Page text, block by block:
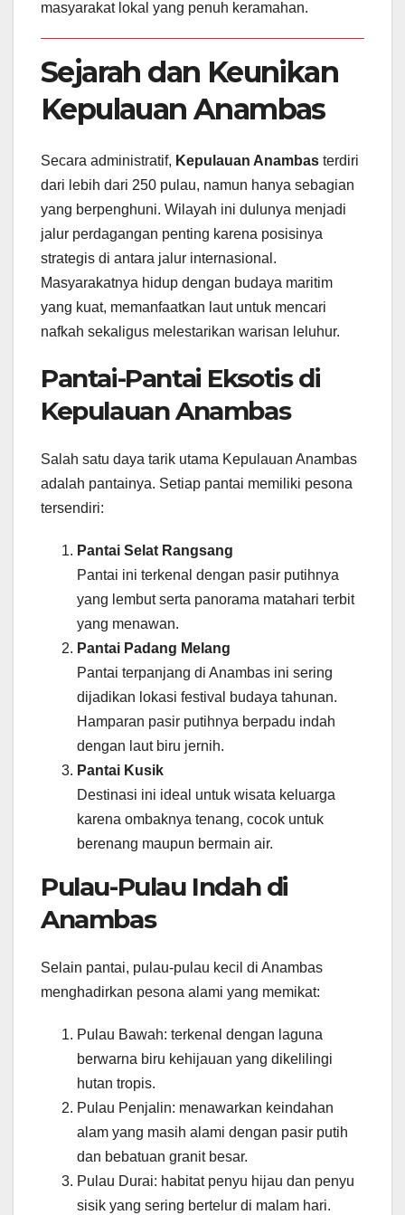
masyarakat lokal yang penuh keramahan.
Sejarah dan Keunikan
Kepulauan Anambas
Secara administratif, Kepulauan Anambas terdiri
dari lebih dari 250 pulau, namun hanya sebagian
yang berpenghuni. Wilayah ini dulunya menjadi
jalur perdagangan penting karena posisinya
strategis di antara jalur internasional.
Masyarakatnya hidup dengan budaya maritim
yang kuat, memanfaatkan laut untuk mencari
nafkah sekaligus melestarikan warisan leluhur.
Pantai-Pantai Eksotis di
Kepulauan Anambas
Salah satu daya tarik utama Kepulauan Anambas
adalah pantainya. Setiap pantai memiliki pesona
tersendiri:
Pantai Selat Rangsang
Pantai ini terkenal dengan pasir putihnya
yang lembut serta panorama matahari terbit
yang menawan.
Pantai Padang Melang
Pantai terpanjang di Anambas ini sering
dijadikan lokasi festival budaya tahunan.
Hamparan pasir putihnya berpadu indah
dengan laut biru jernih.
Pantai Kusik
Destinasi ini ideal untuk wisata keluarga
karena ombaknya tenang, cocok untuk
berenang maupun bermain air.
Pulau-Pulau Indah di
Anambas
Selain pantai, pulau-pulau kecil di Anambas
menghadirkan pesona alami yang memikat:
Pulau Bawah: terkenal dengan laguna
berwarna biru kehijauan yang dikelilingi
hutan tropis.
Pulau Penjalin: menawarkan keindahan
alam yang masih alami dengan pasir putih
dan bebatuan granit besar.
Pulau Durai: habitat penyu hijau dan penyu
sisik yang sering bertelur di malam hari.